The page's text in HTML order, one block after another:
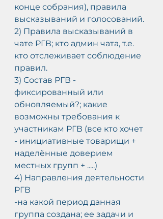
конце собрания), правила
высказываний и голосований.
2) Правила высказываний в
чате РГВ; кто админ чата, т.е.
кто отслеживает соблюдение
правил.
3) Состав РГВ -
фиксированный или
обновляемый?; какие
возможны требования к
участникам РГВ (все кто хочет
- инициативные товарищи +
наделённые доверием
местных групп + .....)
4) Направления деятельности
РГВ
-на какой период данная
группа создана; ее задачи и